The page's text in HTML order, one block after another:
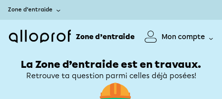
Zone d’entraide
Zone d’entraide Mon compte
La Zone d’entraide est en travaux.
Retrouve ta question parmi celles déjà posées!